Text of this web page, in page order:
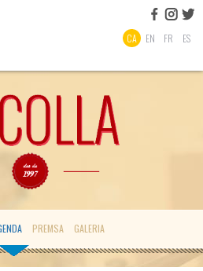
CA EN FR ES
PREMSA GALERIA